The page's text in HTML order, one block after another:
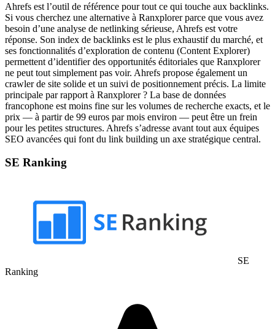
Ahrefs est l’outil de référence pour tout ce qui touche aux backlinks.
Si vous cherchez une alternative à Ranxplorer parce que vous avez
besoin d’une analyse de netlinking sérieuse, Ahrefs est votre
réponse. Son index de backlinks est le plus exhaustif du marché, et
ses fonctionnalités d’exploration de contenu (Content Explorer)
permettent d’identifier des opportunités éditoriales que Ranxplorer
ne peut tout simplement pas voir. Ahrefs propose également un
crawler de site solide et un suivi de positionnement précis. La limite
principale par rapport à Ranxplorer ? La base de données
francophone est moins fine sur les volumes de recherche exacts, et le
prix — à partir de 99 euros par mois environ — peut être un frein
pour les petites structures. Ahrefs s’adresse avant tout aux équipes
SEO avancées qui font du link building un axe stratégique central.
SE Ranking
SE
Ranking